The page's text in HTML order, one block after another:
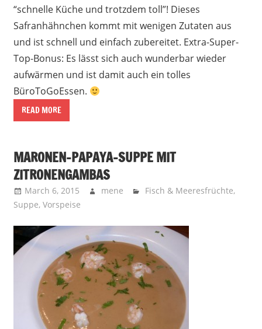
“schnelle Küche und trotzdem toll”! Dieses
Safranhähnchen kommt mit wenigen Zutaten aus
und ist schnell und einfach zubereitet. Extra-Super-
Top-Bonus: Es lässt sich auch wunderbar wieder
aufwärmen und ist damit auch ein tolles
BüroToGoEssen.
READ MORE
MARONEN-PAPAYA-SUPPE MIT
ZITRONENGAMBAS
March 6, 2015 mene Fisch & Meeresfrüchte,
Suppe, Vorspeise